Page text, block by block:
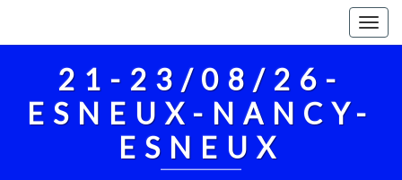
21-23/08/26-
ESNEUX-NANCY-
ESNEUX